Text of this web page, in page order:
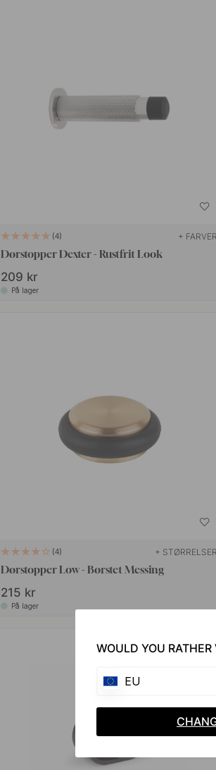
4 + FARVER
Dørstopper Dexter - Rustfrit Look
209 kr
På lager
4 + STØRRELSER
Dørstopper Low - Børstet Messing
215 kr
På lager
WOULD YOU RATHER
EU